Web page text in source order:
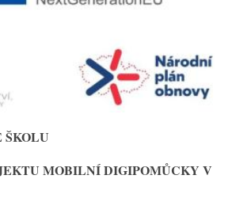
MOBILNÍ DIGIPOMŮCKY V